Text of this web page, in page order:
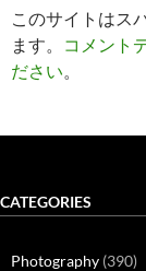
このサイトはス
ます。
コメント
ださい。
CATEGORIES
Photography (390)